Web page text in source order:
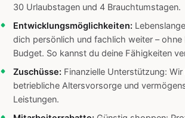
30 Urlaubstagen und 4 Brauchtumstagen.
Entwicklungsmöglichkeiten:
dich persönlich und fachlich weiter – ohne
Budget. So kannst du deine Fähigkeiten
Zuschüsse: Finanzielle Unterstützung:
betriebliche Altersvorsorge und
Leistungen.